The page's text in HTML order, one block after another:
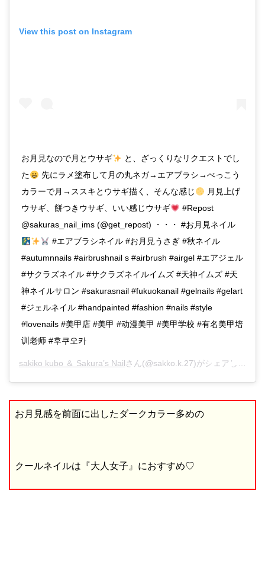
View this post on Instagram
お月見なので月とウサギ
と、ざっくりなリクエストでし
た
先にラメ塗布して月の丸ネガ→エアブラシ→べっこう
カラーで月→ススキとウサギ描く、そんな感じ
月見上げ
ウサギ、餅つきウサギ、いい感じウサギ
#Repost
@sakuras_nail_ims (@get_repost) ・・・ #お月見ネイル
#エアブラシネイル #お月見うさぎ #秋ネイル
#autumnnails #airbrushnail s #airbrush #airgel #エアジェル
#サクラズネイル #サクラズネイルイムズ #天神イムズ #天
神ネイルサロン #sakurasnail #fukuokanail #gelnails #gelart
#ジェルネイル #handpainted #fashion #nails #style
#lovenails #美甲店 #美甲 #动漫美甲 #美甲学校 #有名美甲培
训老师 #후쿠오카
sakiko kubo ＆ Sakura’s Nailさん(@sakko.k.27)がシェアした投稿 –
お月見感を前面に出したダークカラー多めの
クールネイルは『大人女子』におすすめ♡